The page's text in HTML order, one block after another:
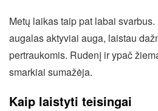
Metų laikas taip pat labai
augalas aktyviai auga, laistau
pertraukomis. Rudenį ir ypač
smarkiai sumažėja.
Kaip laistyti teisingai